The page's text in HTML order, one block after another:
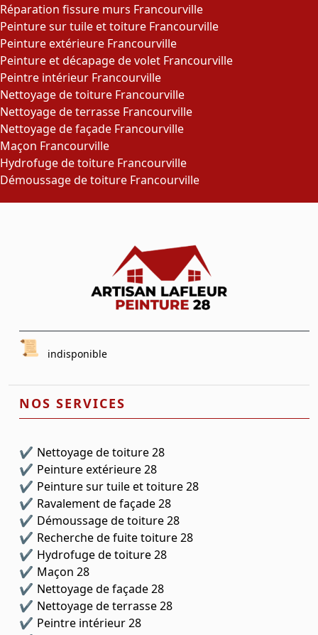
Réparation fissure murs Francourville
Peinture sur tuile et toiture Francourville
Peinture extérieure Francourville
Peinture et décapage de volet Francourville
Peintre intérieur Francourville
Nettoyage de toiture Francourville
Nettoyage de terrasse Francourville
Nettoyage de façade Francourville
Maçon Francourville
Hydrofuge de toiture Francourville
Démoussage de toiture Francourville
indisponible
NOS SERVICES
Nettoyage de toiture 28
Peinture extérieure 28
Peinture sur tuile et toiture 28
Ravalement de façade 28
Démoussage de toiture 28
Recherche de fuite toiture 28
Hydrofuge de toiture 28
Maçon 28
Nettoyage de façade 28
Nettoyage de terrasse 28
Peintre intérieur 28